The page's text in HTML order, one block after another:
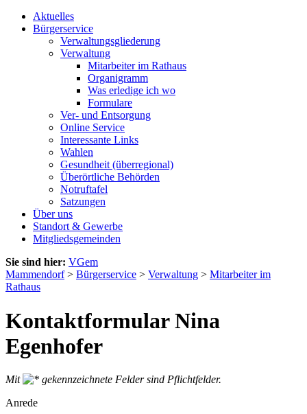
Aktuelles
Bürgerservice
Verwaltungsgliederung
Verwaltung
Mitarbeiter im Rathaus
Organigramm
Was erledige ich wo
Formulare
Ver- und Entsorgung
Online Service
Interessante Links
Wahlen
Gesundheit (überregional)
Überörtliche Behörden
Notruftafel
Satzungen
Über uns
Standort & Gewerbe
Mitgliedsgemeinden
Sie sind hier: VGem
Mammendorf> Bürgerservice > Verwaltung > Mitarbeiter im
Rathaus
Kontaktformular Nina
Egenhofer
Mit
gekennzeichnete Felder sind Pflichtfelder.
Anrede